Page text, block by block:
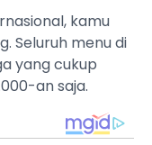
kamu
Seluruh menu di
yang cukup
an saja.